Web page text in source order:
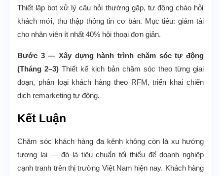
Thiết lập bot xử lý câu hỏi thường gặp, tự động chào hỏi
khách mới, thu thập thông tin cơ bản. Mục tiêu: giảm tải
cho nhân viên ít nhất 40% hội thoại đơn giản.
Bước 3 — Xây dựng hành trình chăm sóc tự động
(Tháng 2–3) Thiết kế kịch bản chăm sóc theo từng giai
đoạn, phân loại khách hàng theo RFM, triển khai chiến
dịch remarketing tự động.
Kết Luận
Chăm sóc khách hàng đa kênh không còn là xu hướng
tương lai — đó là tiêu chuẩn tối thiểu để doanh nghiệp
cạnh tranh trên thị trường Việt Nam hiện nay. Khách hàng